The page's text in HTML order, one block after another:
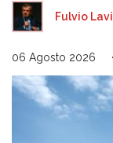
Fulvio
06 Agosto 2026